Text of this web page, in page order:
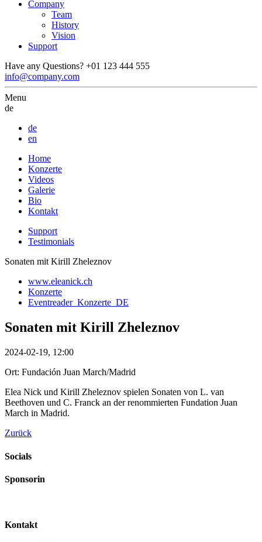
Company
Team
History
Vision
Support
Have any Questions? +01 123 444 555
info@company.com
Menu
de
de
en
Home
Konzerte
Videos
Galerie
Bio
Kontakt
Support
Testimonials
Sonaten mit Kirill Zheleznov
www.eleanick.ch
Konzerte
Eventreader_Konzerte_DE
Sonaten mit Kirill Zheleznov
2024-02-19, 12:00
Ort: Fundación Juan March/Madrid
Elea Nick und Kirill Zheleznov spielen Sonaten von L. van
Beethoven und C. Franck an der renommierten Fundation Juan
March in Madrid.
Zurück
Socials
Sponsorin
Kontakt